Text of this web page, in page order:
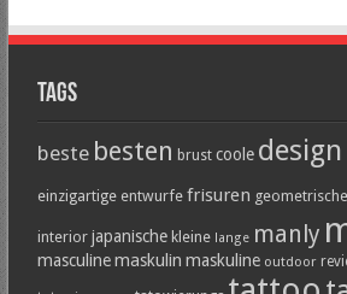
Tags
beste besten brust coole design
einzigartige entwurfe frisuren geometrische
interior japanische kleine lange manly
masculine maskulin maskuline outdoor